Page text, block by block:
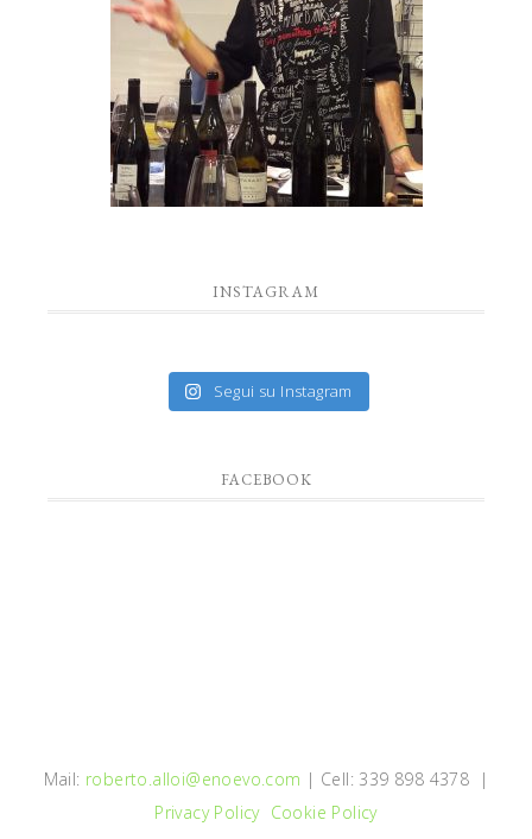
INSTAGRAM
Segui su Instagram
FACEBOOK
Mail: roberto.alloi@enoevo.com | Cell: 339 898 4378 |
Privacy Policy Cookie Policy